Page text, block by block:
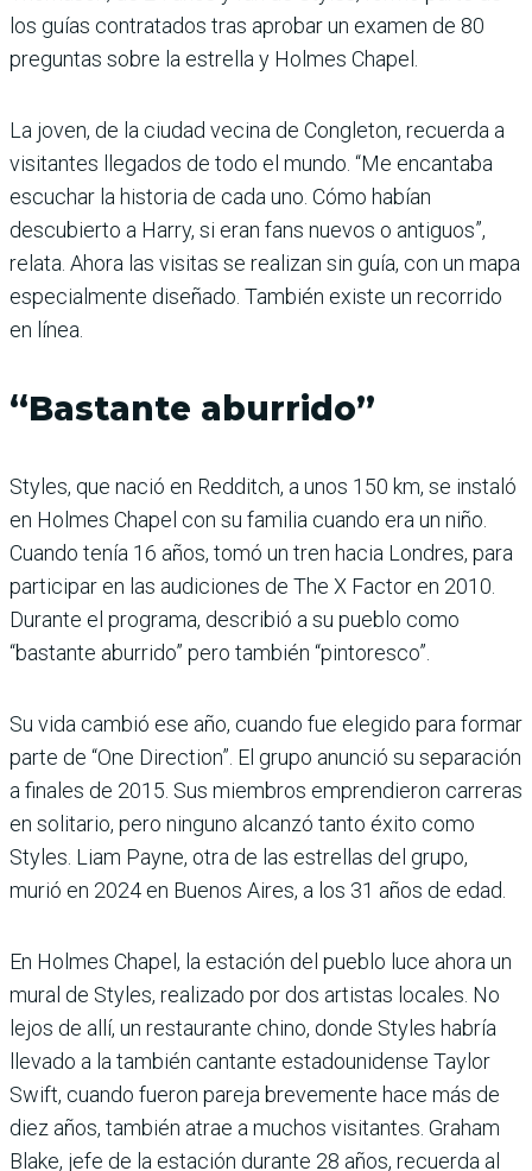
los guías contratados tras aprobar un examen de 80
preguntas sobre la estrella y Holmes Chapel.
La joven, de la ciudad vecina de Congleton, recuerda a
visitantes llegados de todo el mundo. “Me encantaba
escuchar la historia de cada uno. Cómo habían
descubierto a Harry, si eran fans nuevos o antiguos”,
relata. Ahora las visitas se realizan sin guía, con un mapa
especialmente diseñado. También existe un recorrido
en línea.
“Bastante aburrido”
Styles, que nació en Redditch, a unos 150 km, se instaló
en Holmes Chapel con su familia cuando era un niño.
Cuando tenía 16 años, tomó un tren hacia Londres, para
participar en las audiciones de The X Factor en 2010.
Durante el programa, describió a su pueblo como
“bastante aburrido” pero también “pintoresco”.
Su vida cambió ese año, cuando fue elegido para formar
parte de “One Direction”. El grupo anunció su separación
a finales de 2015. Sus miembros emprendieron carreras
en solitario, pero ninguno alcanzó tanto éxito como
Styles. Liam Payne, otra de las estrellas del grupo,
murió en 2024 en Buenos Aires, a los 31 años de edad.
En Holmes Chapel, la estación del pueblo luce ahora un
mural de Styles, realizado por dos artistas locales. No
lejos de allí, un restaurante chino, donde Styles habría
llevado a la también cantante estadounidense Taylor
Swift, cuando fueron pareja brevemente hace más de
diez años, también atrae a muchos visitantes. Graham
Blake, jefe de la estación durante 28 años, recuerda al